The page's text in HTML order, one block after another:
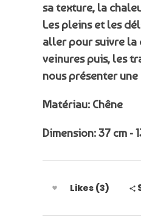
sa texture, la
Les pleins et les
aller pour suivre la
veinures puis, les
nous présenter
Matériau: Chêne
Dimension: 37 cm -
Likes (3)